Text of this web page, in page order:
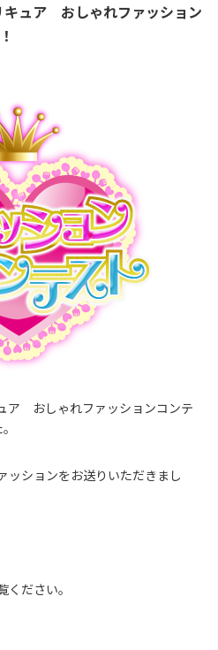
ュア おしゃれファッション
ア おしゃれファッションコンテ
ッションをお送りいただきまし
ださい。